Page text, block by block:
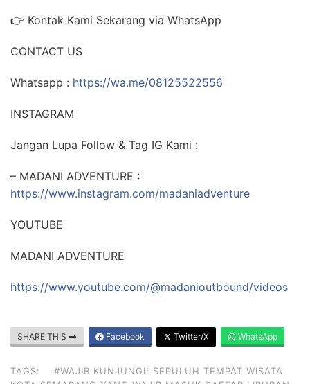
👉 Kontak Kami Sekarang via WhatsApp
CONTACT US
Whatsapp : https://wa.me/08125522556
INSTAGRAM
Jangan Lupa Follow & Tag IG Kami :
– MADANI ADVENTURE :
https://www.instagram.com/madaniadventure
YOUTUBE
MADANI ADVENTURE
https://www.youtube.com/@madanioutbound/videos
SHARE THIS Facebook Twitter/X WhatsApp
TAGS:
#WAJIB KUNJUNGI! SEPULUH TEMPAT WISATA